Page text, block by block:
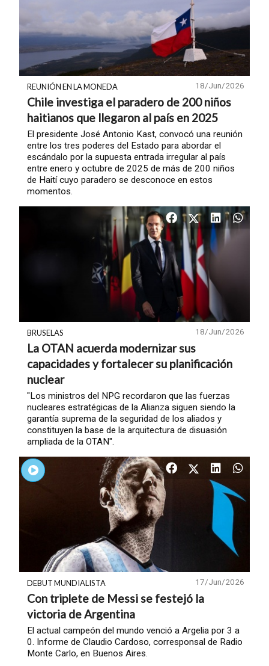
18/Jun/2026
REUNIÓN EN LA MONEDA
Chile investiga el paradero de 200 niños
haitianos que llegaron al país en 2025
El presidente José Antonio Kast, convocó una reunión
entre los tres poderes del Estado para abordar el
escándalo por la supuesta entrada irregular al país
entre enero y octubre de 2025 de más de 200 niños
de Haití cuyo paradero se desconoce en estos
momentos.
18/Jun/2026
BRUSELAS
La OTAN acuerda modernizar sus
capacidades y fortalecer su planificación
nuclear
"Los ministros del NPG recordaron que las fuerzas
nucleares estratégicas de la Alianza siguen siendo la
garantía suprema de la seguridad de los aliados y
constituyen la base de la arquitectura de disuasión
ampliada de la OTAN".
17/Jun/2026
DEBUT MUNDIALISTA
Con triplete de Messi se festejó la
victoria de Argentina
El actual campeón del mundo venció a Argelia por 3 a
0. Informe de Claudio Cardoso, corresponsal de Radio
Monte Carlo, en Buenos Aires.